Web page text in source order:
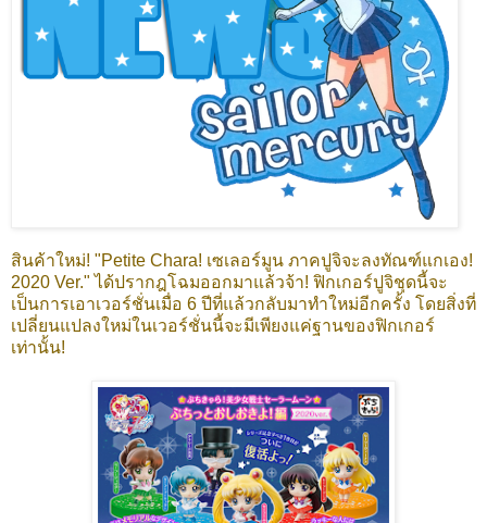
สินค้าใหม่! "Petite Chara! เซเลอร์มูน ภาคปูจิจะลงทัณฑ์แกเอง!
2020 Ver." ได้ปรากฎโฉมออกมาแล้วจ้า! ฟิกเกอร์ปูจิชุดนี้จะ
เป็นการเอาเวอร์ชั่นเมื่อ 6 ปีที่แล้วกลับมาทำใหม่อีกครั้ง โดยสิ่งที่
เปลี่ยนแปลงใหม่ในเวอร์ชั่นนี้จะมีเพียงแค่ฐานของฟิกเกอร์
เท่านั้น!